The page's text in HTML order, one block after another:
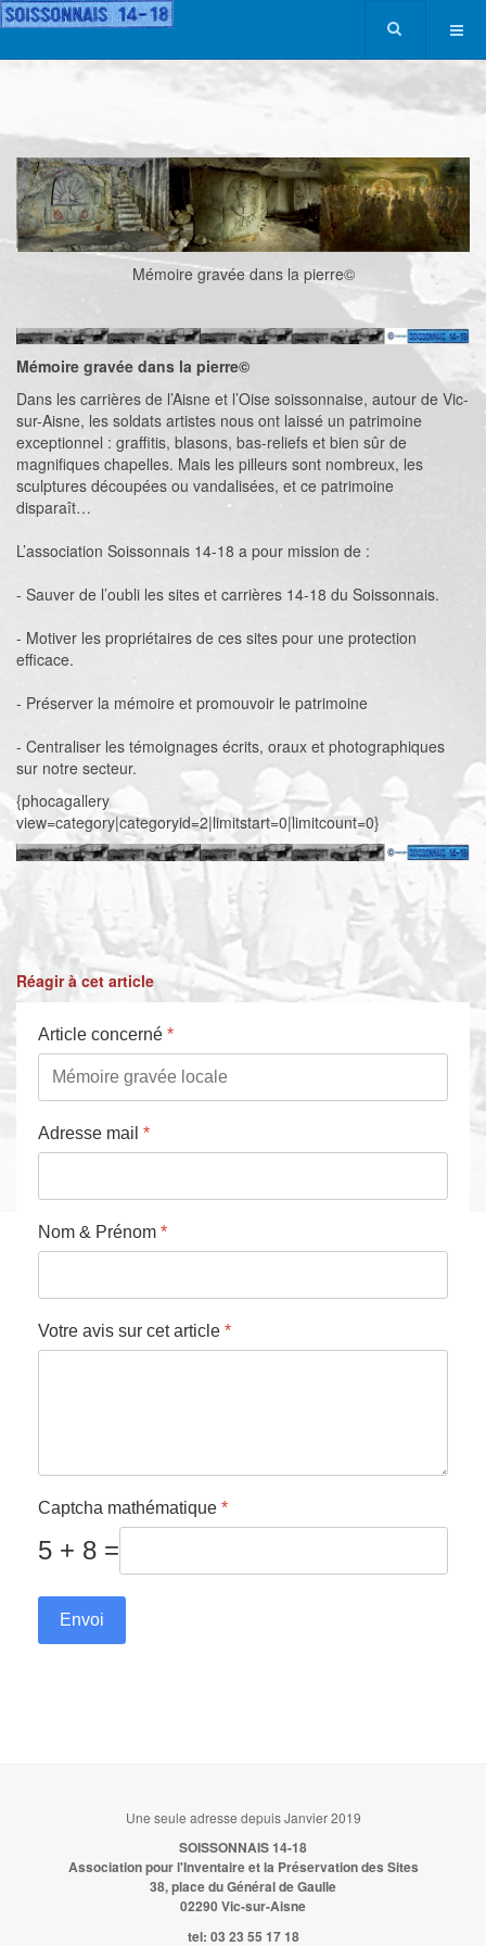
Mémoire gravée dans la pierre©
Mémoire gravée dans la pierre©
Dans les carrières de l’Aisne et l’Oise soissonnaise, autour de Vic-
sur-Aisne, les soldats artistes nous ont laissé un patrimoine
exceptionnel : graffitis, blasons, bas-reliefs et bien sûr de
magnifiques chapelles. Mais les pilleurs sont nombreux, les
sculptures découpées ou vandalisées, et ce patrimoine
disparaît…
L’association Soissonnais 14-18 a pour mission de :
- Sauver de l’oubli les sites et carrières 14-18 du Soissonnais.
- Motiver les propriétaires de ces sites pour une protection
efficace.
- Préserver la mémoire et promouvoir le patrimoine
- Centraliser les témoignages écrits, oraux et photographiques
sur notre secteur.
{phocagallery
view=category|categoryid=2|limitstart=0|limitcount=0}
Réagir à cet article
Article concerné *
Adresse mail *
Nom & Prénom *
Votre avis sur cet article *
Captcha mathématique *
5 + 8 =
Envoi
Une seule adresse depuis Janvier 2019
SOISSONNAIS 14-18
Association pour l'Inventaire et la Préservation des Sites
38, place du Général de Gaulle
02290 Vic-sur-Aisne
tel: 03 23 55 17 18